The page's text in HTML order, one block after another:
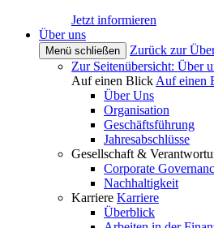
Jetzt informieren
Über uns
Menü schließen
Zurück zur
Zur Seitenübersicht: Über
Auf einen Blick Auf einen
Über Uns
Organisation
Geschäftsführung
Jahresabschlüsse
Gesellschaft &
Corporate
Nachhaltigkeit
Karriere Karriere
Überblick